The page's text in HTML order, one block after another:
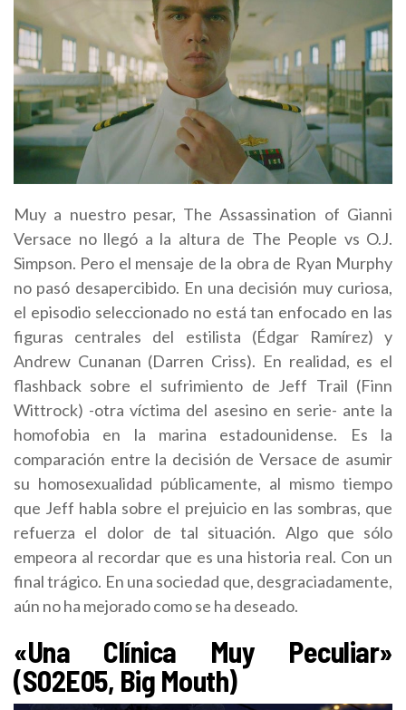
Muy a nuestro pesar, The Assassination of Gianni
Versace no llegó a la altura de The People vs O.J.
Simpson. Pero el mensaje de la obra de Ryan Murphy
no pasó desapercibido. En una decisión muy curiosa,
el episodio seleccionado no está tan enfocado en las
figuras centrales del estilista (Édgar Ramírez) y
Andrew Cunanan (Darren Criss). En realidad, es el
flashback sobre el sufrimiento de Jeff Trail (Finn
Wittrock) -otra víctima del asesino en serie- ante la
homofobia en la marina estadounidense. Es la
comparación entre la decisión de Versace de asumir
su homosexualidad públicamente, al mismo tiempo
que Jeff habla sobre el prejuicio en las sombras, que
refuerza el dolor de tal situación. Algo que sólo
empeora al recordar que es una historia real. Con un
final trágico. En una sociedad que, desgraciadamente,
aún no ha mejorado como se ha deseado.
«Una Clínica Muy Peculiar»
(S02E05, Big Mouth)